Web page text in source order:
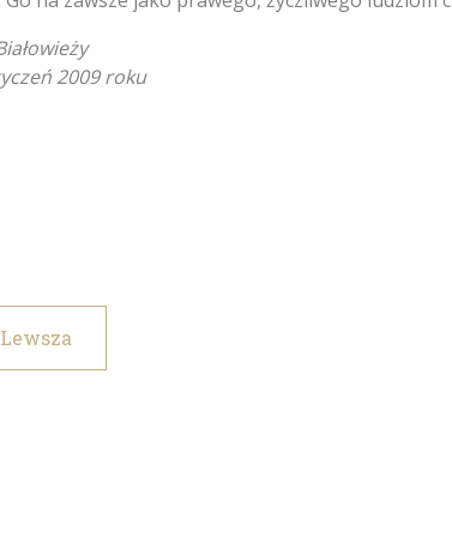
2009 roku